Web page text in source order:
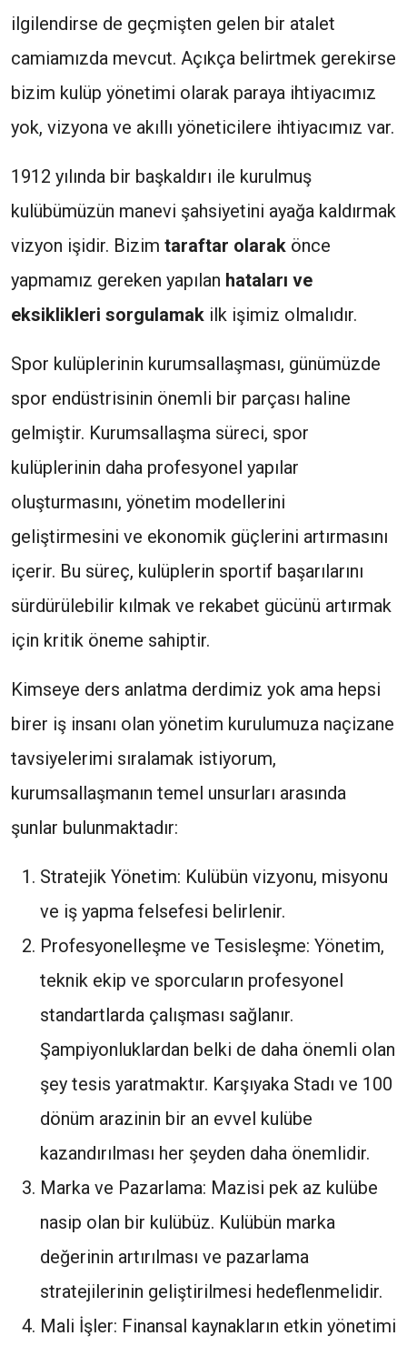
ilgilendirse de geçmişten gelen bir atalet
camiamızda mevcut. Açıkça belirtmek gerekirse
bizim kulüp yönetimi olarak paraya ihtiyacımız
yok, vizyona ve akıllı yöneticilere ihtiyacımız var.
1912 yılında bir başkaldırı ile kurulmuş
kulübümüzün manevi şahsiyetini ayağa kaldırmak
vizyon işidir. Bizim taraftar olarak önce
yapmamız gereken yapılan hataları ve
eksiklikleri sorgulamak ilk işimiz olmalıdır.
Spor kulüplerinin kurumsallaşması, günümüzde
spor endüstrisinin önemli bir parçası haline
gelmiştir. Kurumsallaşma süreci, spor
kulüplerinin daha profesyonel yapılar
oluşturmasını, yönetim modellerini
geliştirmesini ve ekonomik güçlerini artırmasını
içerir. Bu süreç, kulüplerin sportif başarılarını
sürdürülebilir kılmak ve rekabet gücünü artırmak
için kritik öneme sahiptir.
Kimseye ders anlatma derdimiz yok ama hepsi
birer iş insanı olan yönetim kurulumuza naçizane
tavsiyelerimi sıralamak istiyorum,
kurumsallaşmanın temel unsurları arasında
şunlar bulunmaktadır:
Stratejik Yönetim: Kulübün vizyonu, misyonu
ve iş yapma felsefesi belirlenir.
Profesyonelleşme ve Tesisleşme: Yönetim,
teknik ekip ve sporcuların profesyonel
standartlarda çalışması sağlanır.
Şampiyonluklardan belki de daha önemli olan
şey tesis yaratmaktır. Karşıyaka Stadı ve 100
dönüm arazinin bir an evvel kulübe
kazandırılması her şeyden daha önemlidir.
Marka ve Pazarlama: Mazisi pek az kulübe
nasip olan bir kulübüz. Kulübün marka
değerinin artırılması ve pazarlama
stratejilerinin geliştirilmesi hedeflenmelidir.
Mali İşler: Finansal kaynakların etkin yönetimi